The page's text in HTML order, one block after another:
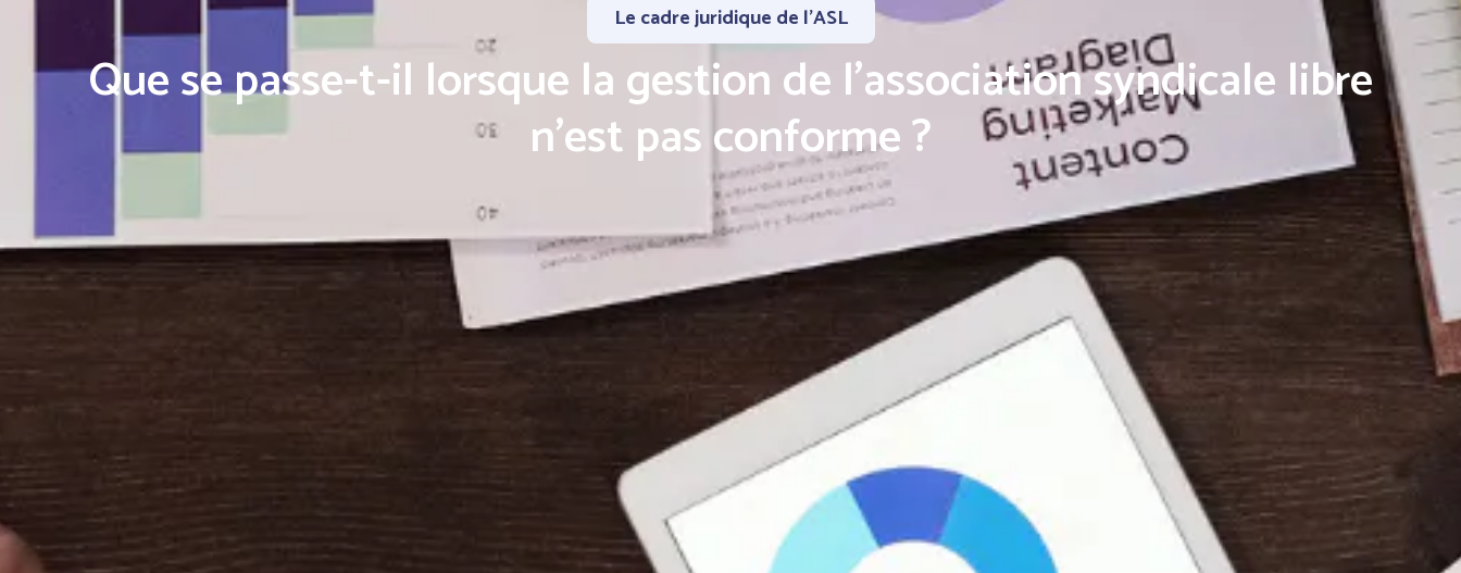
Le cadre juridique de l'ASL
Que se passe-t-il lorsque la gestion de l’association syndicale libre
n’est pas conforme ?